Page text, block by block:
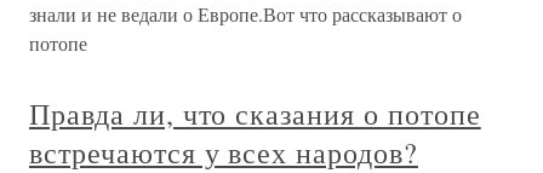
знали и не ведали о Европе.Вот что рассказывают о
потопе
Правда ли, что сказания о потопе
встречаются у всех народов?